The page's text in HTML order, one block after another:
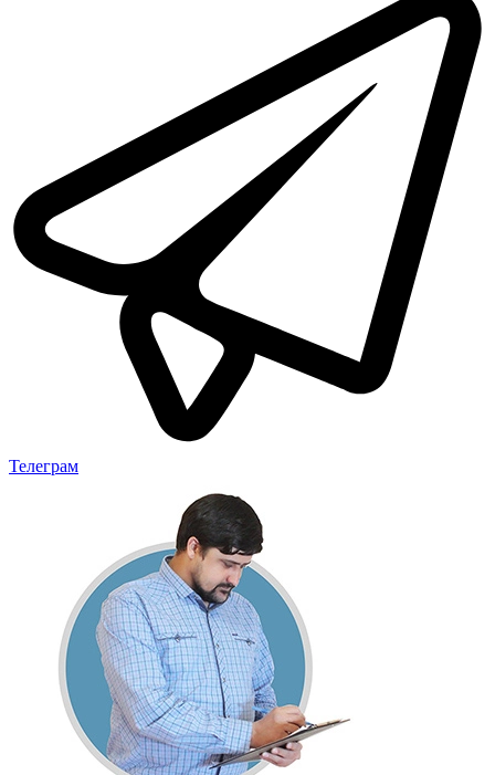
Телеграм